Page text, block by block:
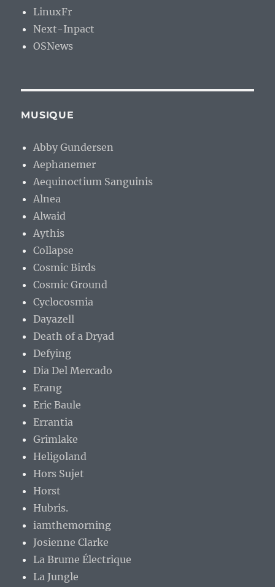
LinuxFr
Next-Inpact
OSNews
MUSIQUE
Abby Gundersen
Aephanemer
Aequinoctium Sanguinis
Alnea
Alwaid
Aythis
Collapse
Cosmic Birds
Cosmic Ground
Cyclocosmia
Dayazell
Death of a Dryad
Defying
Dia Del Mercado
Erang
Eric Baule
Errantia
Grimlake
Heligoland
Hors Sujet
Horst
Hubris.
iamthemorning
Josienne Clarke
La Brume Électrique
La Jungle